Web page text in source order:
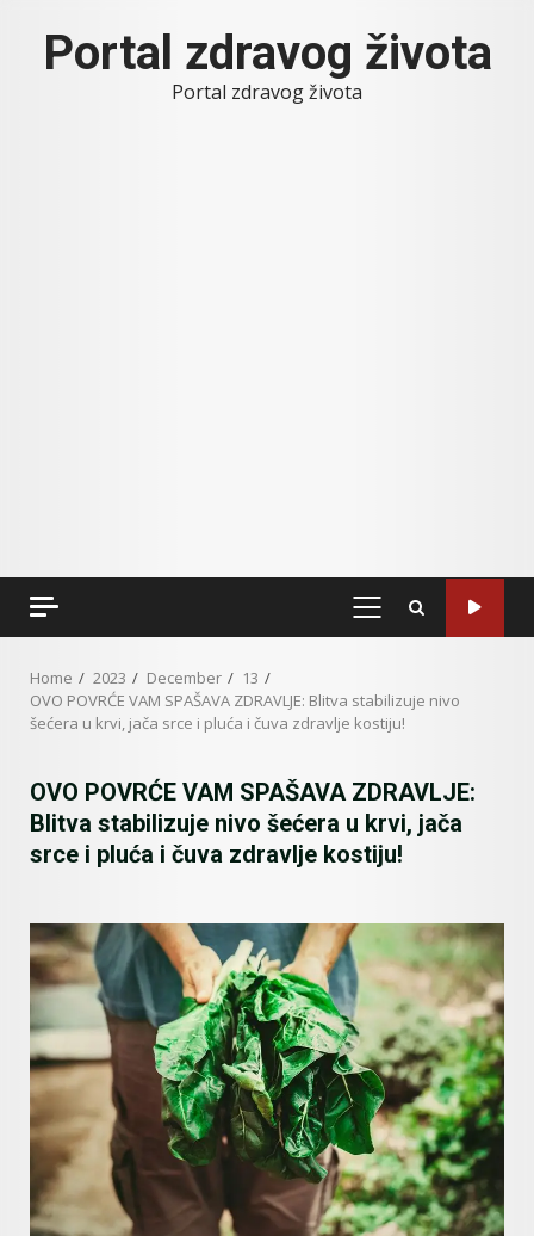
contentPortal zdravog života
Portal zdravog života
PRIMARY
Home 2023 December
13
OVO POVRĆE VAM SPAŠAVA ZDRAVLJE: Blitva stabilizuje nivo
šećera u krvi, jača srce i pluća i čuva zdravlje kostiju!
OVO POVRĆE VAM SPAŠAVA ZDRAVLJE:
Blitva stabilizuje nivo šećera u krvi, jača
srce i pluća i čuva zdravlje kostiju!